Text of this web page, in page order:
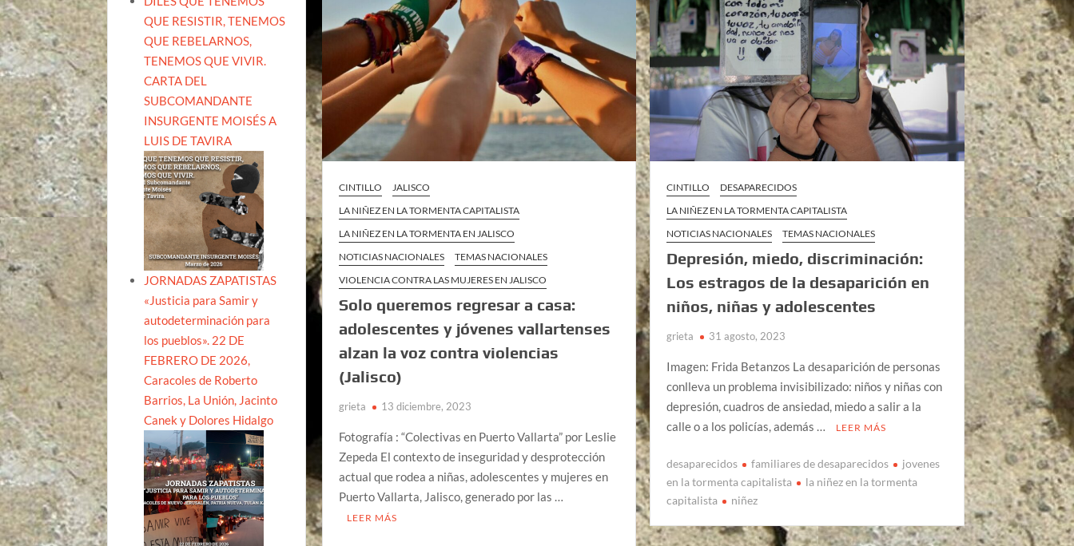
CINTILLO
JALISCO
LA NIÑEZ EN LA TORMENTA CAPITALISTA
LA NIÑEZ EN LA TORMENTA EN JALISCO
NOTICIAS NACIONALES
TEMAS NACIONALES
VIOLENCIA CONTRA LAS MUJERES EN JALISCO
Solo queremos regresar a casa:
adolescentes y jóvenes vallartenses
alzan la voz contra violencias
(Jalisco)
grieta 13 diciembre, 2023
Fotografía : “Colectivas en Puerto Vallarta” por Leslie
Zepeda El contexto de inseguridad y desprotección
actual que rodea a niñas, adolescentes y mujeres en
Puerto Vallarta, Jalisco, generado por las …
LEER MÁS
CINTILLO
DESAPARECIDOS
LA NIÑEZ EN LA TORMENTA CAPITALISTA
NOTICIAS NACIONALES
TEMAS NACIONALES
Depresión, miedo, discriminación:
Los estragos de la desaparición en
niños, niñas y adolescentes
grieta 31 agosto, 2023
Imagen: Frida Betanzos La desaparición de personas
conlleva un problema invisibilizado: niños y niñas con
depresión, cuadros de ansiedad, miedo a salir a la
calle o a los policías, además …
LEER MÁS
desaparecidos familiares de desaparecidos
jovenes
en la tormenta capitalista
la niñez en la tormenta
capitalista
niñez
QUE RESISTIR, TENEMOS
QUE REBELARNOS,
TENEMOS QUE VIVIR.
CARTA DEL
SUBCOMANDANTE
INSURGENTE MOISÉS A
LUIS DE TAVIRA
JORNADAS ZAPATISTAS
«Justicia para Samir y
autodeterminación para
los pueblos». 22 DE
FEBRERO DE 2026,
Caracoles de Roberto
Barrios, La Unión, Jacinto
Canek y Dolores Hidalgo